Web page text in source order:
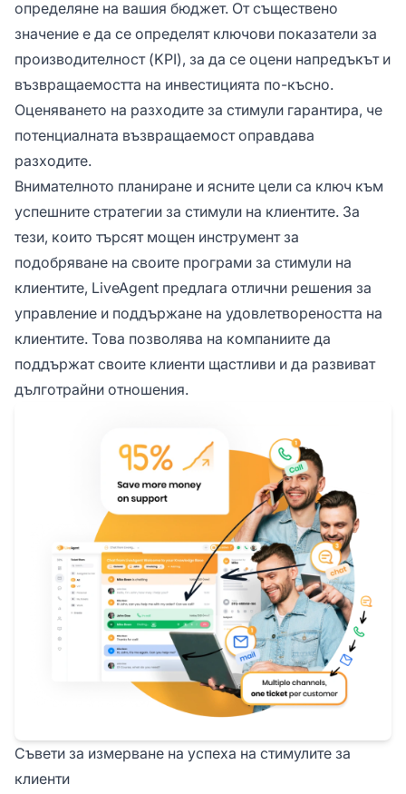
определяне на вашия бюджет. От съществено
значение е да се определят ключови показатели за
производителност (KPI), за да се оцени напредъкът и
възвращаемостта на инвестицията по-късно.
Оценяването на разходите за стимули гарантира, че
потенциалната възвращаемост оправдава
разходите.
Внимателното планиране и ясните цели са ключ към
успешните стратегии за стимули на клиентите. За
тези, които търсят мощен инструмент за
подобряване на своите програми за стимули на
клиентите, LiveAgent предлага отлични решения за
управление и поддържане на удовлетвореността на
клиентите. Това позволява на компаниите да
поддържат своите клиенти щастливи и да развиват
дълготрайни отношения.
Съвети за измерване на успеха на стимулите за
клиенти